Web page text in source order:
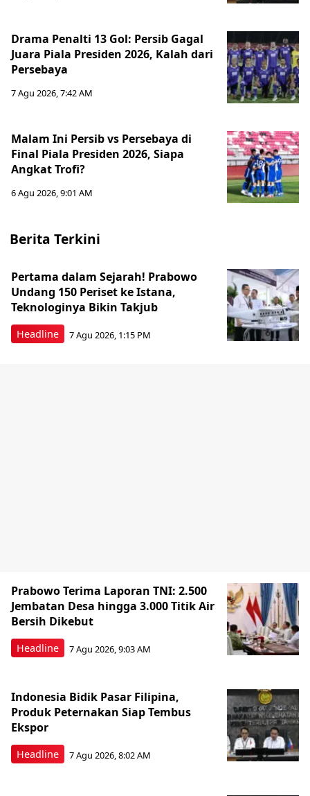
Drama Penalti 13 Gol: Persib Gagal
Juara Piala Presiden 2026, Kalah dari
Persebaya
7 Agu 2026, 7:42 AM
Malam Ini Persib vs Persebaya di
Final Piala Presiden 2026, Siapa
Angkat Trofi?
6 Agu 2026, 9:01 AM
Berita Terkini
Headline
Pertama dalam Sejarah! Prabowo
Undang 150 Periset ke Istana,
Teknologinya Bikin Takjub
7 Agu 2026, 1:15 PM
Headline
Prabowo Terima Laporan TNI: 2.500
Jembatan Desa hingga 3.000 Titik Air
Bersih Dikebut
7 Agu 2026, 9:03 AM
Headline
Indonesia Bidik Pasar Filipina,
Produk Peternakan Siap Tembus
Ekspor
7 Agu 2026, 8:02 AM